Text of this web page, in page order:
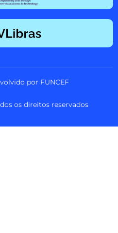
por FUNCEF
os direitos reservados